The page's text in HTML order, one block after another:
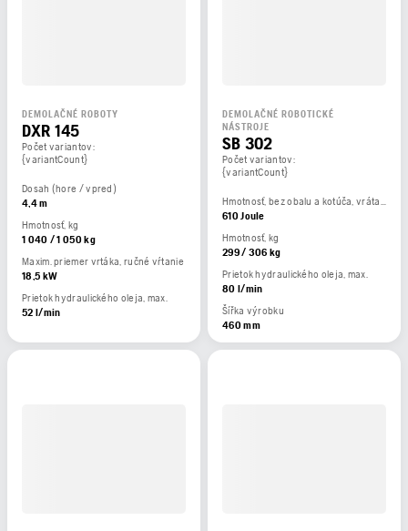
DEMOLAČNÉ ROBOTY
DXR 145
Počet variantov:
{variantCount}
Dosah (hore / vpred)
4,4 m
Hmotnosť, kg
1 040 / 1 050 kg
Maxim. priemer vrtáka, ručné vŕtanie
18,5 kW
Prietok hydraulického oleja, max.
52 l/min
DEMOLAČNÉ ROBOTICKÉ
NÁSTROJE
SB 302
Počet variantov:
{variantCount}
Hmotnosť, bez obalu a kotúča, vrátane 3 m kábla.
610 Joule
Hmotnosť, kg
299 / 306 kg
Prietok hydraulického oleja, max.
80 l/min
Šířka výrobku
460 mm